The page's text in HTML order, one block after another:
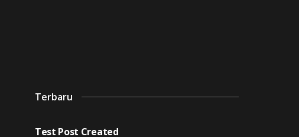
Terbaru
Test Post Created